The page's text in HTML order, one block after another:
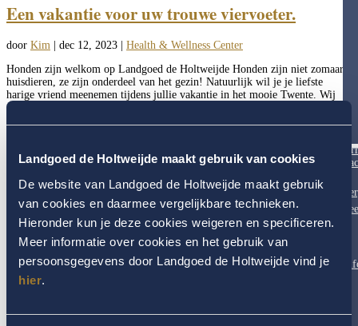
Landgoed de Holtweijde maakt gebruik van cookies
De website van Landgoed de Holtweijde maakt gebruik
van cookies en daarmee vergelijkbare technieken.
Hieronder kun je deze cookies weigeren en specificeren.
Meer informatie over cookies en het gebruik van
persoonsgegevens door Landgoed de Holtweijde vind je
hier.
Een vakantie voor uw trouwe viervoeter.
door Kim dec 12, 2023
Health & Wellness Center
Honden zijn welkom op Landgoed de Holtweijde Honden zijn niet zomaar
huisdieren, ze zijn onderdeel van het gezin! Natuurlijk wil je je liefste
harige vriend meenemen tijdens jullie vakantie in het mooie Twente. Wij
ontvangen ze met open poten! Ons hotel biedt niet...
Genieten is van alle tijden
Of het nu lente, zomer, herfst of winter is, op Landgoed de Holtweijde laat
elk seizoen zich van zijn mooiste kant zien. Doe nieuwe energie op voor
lichaam en geest, beleef de natuur, proef de pure smaak van onze